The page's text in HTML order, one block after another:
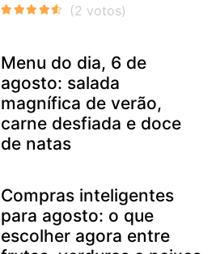
Menu do dia, 6 de
agosto: salada
magnífica de verão,
carne desfiada e doce
de natas
Compras inteligentes
para agosto: o que
escolher agora entre